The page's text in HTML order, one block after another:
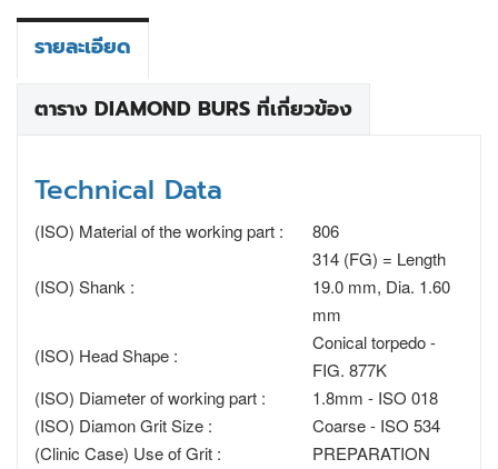
รายละเอียด
ตาราง DIAMOND BURS ที่เกี่ยวข้อง
Technical Data
(ISO) Material of the working part : 806
(ISO) Shank :
314 (FG) = Length
19.0 mm, Dia. 1.60
mm
(ISO) Head Shape :
Conical torpedo -
FIG. 877K
(ISO) Diameter of working part :
1.8mm - ISO 018
(ISO) Diamon Grit Size :
Coarse - ISO 534
(Clinic Case) Use of Grit :
PREPARATION